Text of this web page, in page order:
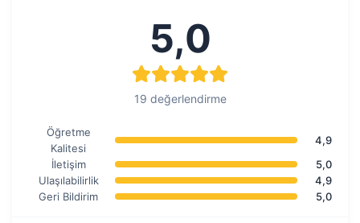
5,0
19 değerlendirme
Öğretme
Kalitesi
4,9
İletişim
5,0
Ulaşılabilirlik
4,9
Geri Bildirim
5,0